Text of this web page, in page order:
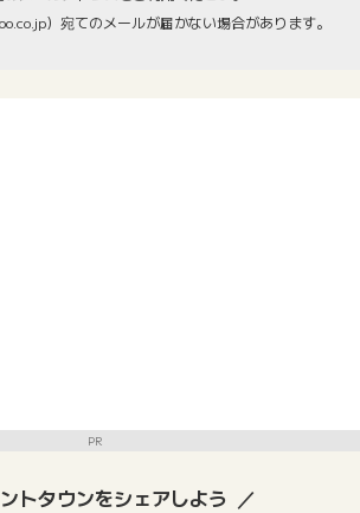
）宛てのメールが届かない場合があります。
PR
トタウンをシェアしよう